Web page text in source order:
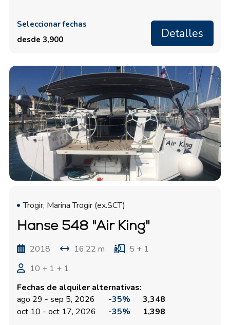
Seleccionar fechas
desde 3,900
Detalles
Trogir, Marina Trogir (ex.SCT)
Hanse 548 "Air King"
2018 16.22 m
5 + 1
10 + 1 + 1
Fechas de alquiler alternativas:
ago 29 - sep 5, 2026
-35%
3,348
oct 10 - oct 17, 2026
-35% 1,398